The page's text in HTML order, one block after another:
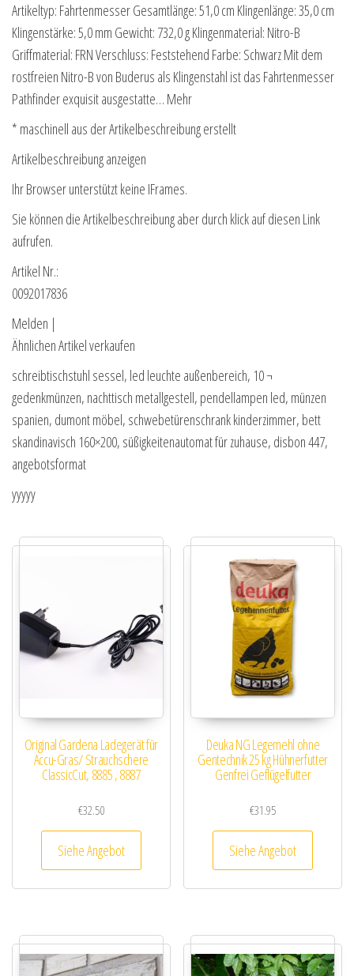
Artikeltyp: Fahrtenmesser Gesamtlänge: 51,0 cm Klingenlänge: 35,0 cm
Klingenstärke: 5,0 mm Gewicht: 732,0 g Klingenmaterial: Nitro-B
Griffmaterial: FRN Verschluss: Feststehend Farbe: Schwarz Mit dem
rostfreien Nitro-B von Buderus als Klingenstahl ist das Fahrtenmesser
Pathfinder exquisit ausgestatte… Mehr
* maschinell aus der Artikelbeschreibung erstellt
Artikelbeschreibung anzeigen
Ihr Browser unterstützt keine IFrames.
Sie können die Artikelbeschreibung aber durch klick auf diesen Link
aufrufen.
Artikel Nr.:
0092017836
Melden |
Ähnlichen Artikel verkaufen
schreibtischstuhl sessel, led leuchte außenbereich, 10 ¬
gedenkmünzen, nachttisch metallgestell, pendellampen led, münzen
spanien, dumont möbel, schwebetürenschrank kinderzimmer, bett
skandinavisch 160×200, süßigkeitenautomat für zuhause, disbon 447,
angebotsformat
yyyyy
Original Gardena Ladegerät für
Accu-Gras/ Strauchschere
ClassicCut, 8885 , 8887
€32.50
Siehe Angebot
Deuka NG Legemehl ohne
Gentechnik 25 kg Hühnerfutter
Genfrei Geflügelfutter
€31.95
Siehe Angebot